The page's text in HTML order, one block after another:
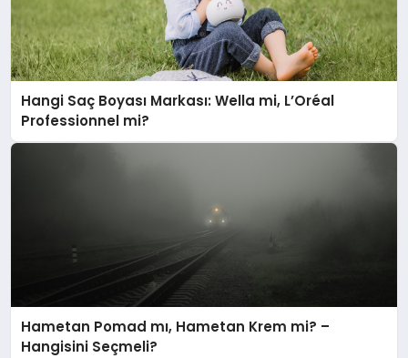
Hangi Saç Boyası Markası: Wella mi, L’Oréal
Professionnel mi?
Hametan Pomad mı, Hametan Krem mi? –
Hangisini Seçmeli?